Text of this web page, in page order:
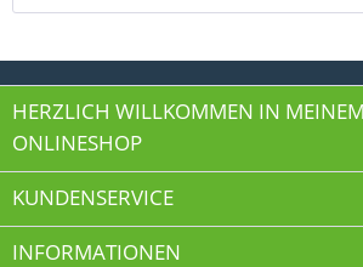
HERZLICH WILLKOMMEN IN
ONLINESHOP
KUNDENSERVICE
INFORMATIONEN